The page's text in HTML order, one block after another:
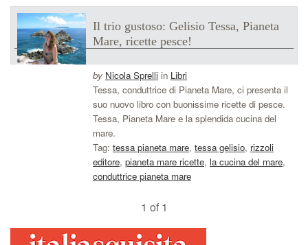
Il trio gustoso: Gelisio Tessa, Pianeta
Mare, ricette pesce!
by Nicola Sprelli in Libri
Tessa, conduttrice di Pianeta Mare, ci presenta il
suo nuovo libro con buonissime ricette di pesce.
Tessa, Pianeta Mare e la splendida cucina del
mare.
Tag: tessa pianeta mare, tessa gelisio, rizzoli
editore, pianeta mare ricette, la cucina del mare,
conduttrice pianeta mare
1 of 1